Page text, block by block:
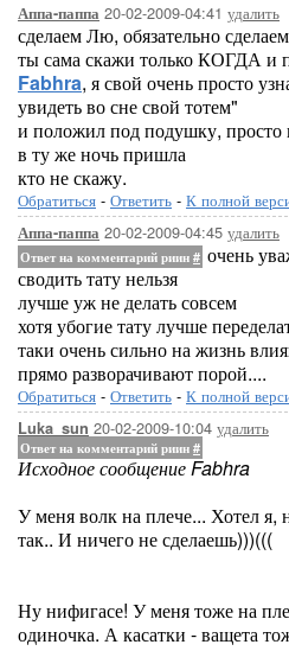
Аппа-паппа 20-02-2009-04:41 удалить
сделаем Лю, обязательно
ты сама скажи только КОГДА и
Fabhra, я свой очень просто
увидеть во сне свой тотем"
и положил под подушку, просто
в ту же ночь пришла
кто не скажу.
Обратиться - Ответить - К полной
Аппа-паппа 20-02-2009-04:45 удалить
Ответ на комментарий риин # очень
сводить тату нельзя
лучше уж не делать совсем
хотя убогие тату лучше
таки очень сильно на жизнь
прямо разворачивают порой....
Обратиться - Ответить - К полной
Luka_sun 20-02-2009-10:04 удалить
Ответ на комментарий риин #
Исходное сообщение Fabhra
У меня волк на плече... Хотел я,
так.. И ничего не сделаешь)))(((
Ну нифигасе! У меня тоже на
одиночка. А касатки - ващета